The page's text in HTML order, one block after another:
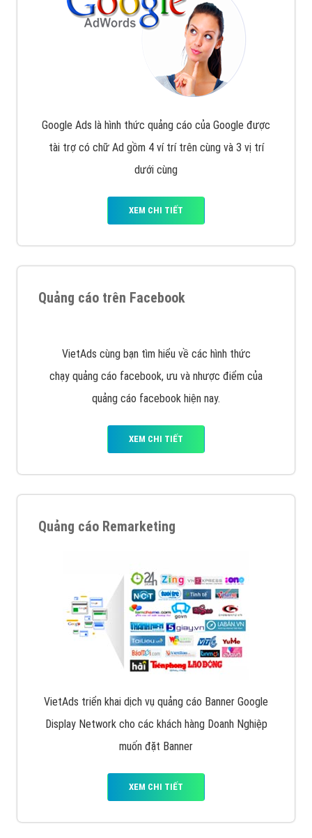
triển Website cho doanh nghiệp mình
. Đừng chần
chừ hãy nhấc máy lên và gọi ngay cho chúng tôi theo
Hotline: 0964 82 6644 (24/7) hoặc email:
để được tư vấn chuyên
sâu về giải pháp marketing hiệu quả cho doanh nghiệp
Quảng cáo trên Google
Google Ads là hình thức quảng cáo của Google được
XEM CHI TIẾT
Quảng cáo trên Facebook
VietAds cùng bạn tìm hiểu về các hình thức